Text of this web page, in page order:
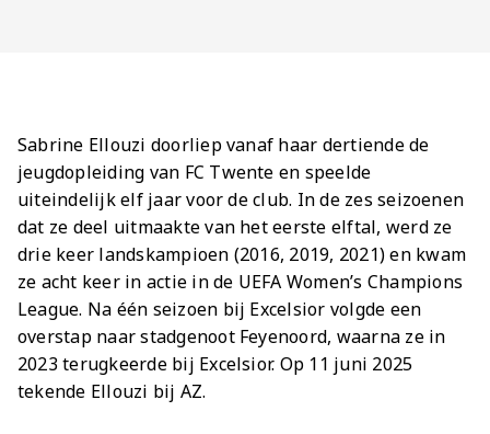
Sabrine Ellouzi doorliep vanaf haar dertiende de
jeugdopleiding van FC Twente en speelde
uiteindelijk elf jaar voor de club. In de zes seizoenen
dat ze deel uitmaakte van het eerste elftal, werd ze
drie keer landskampioen (2016, 2019, 2021) en kwam
ze acht keer in actie in de UEFA Women’s Champions
League. Na één seizoen bij Excelsior volgde een
overstap naar stadgenoot Feyenoord, waarna ze in
2023 terugkeerde bij Excelsior. Op 11 juni 2025
tekende Ellouzi bij AZ.